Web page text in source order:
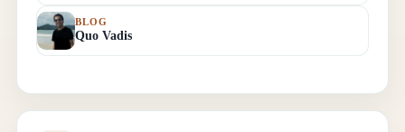
BLOG
Quo Vadis